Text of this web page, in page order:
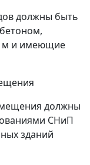
должны быть
м и имеющие
должны
СНиП
зданий